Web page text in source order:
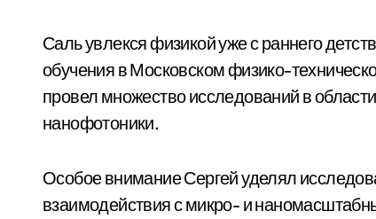
Саль увлекся физикой уже с раннего
обучения в Московском физико-
провел множество исследований в
нанофотоники.
Особое внимание Сергей уделял
взаимодействия с микро- и